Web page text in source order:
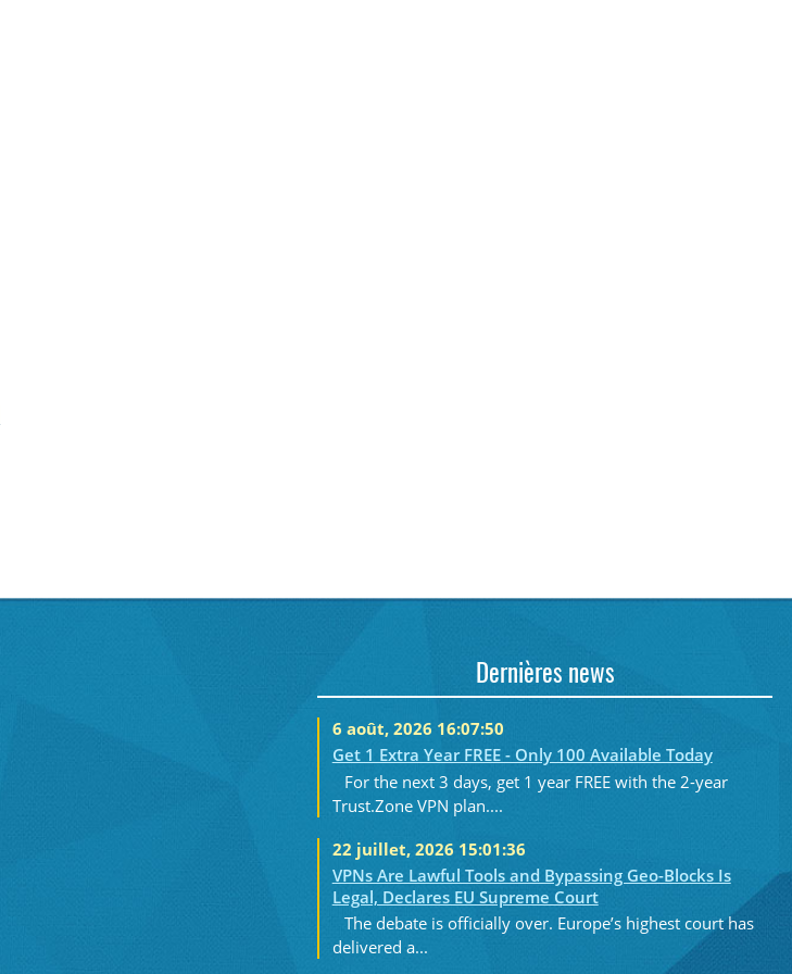
Dernières news
6 août, 2026 16:07:50
Get 1 Extra Year FREE - Only 100 Available Today
For the next 3 days, get 1 year FREE with the 2-year
Trust.Zone VPN plan....
22 juillet, 2026 15:01:36
VPNs Are Lawful Tools and Bypassing Geo-Blocks Is
Legal, Declares EU Supreme Court
The debate is officially over. Europe’s highest court has
delivered a...